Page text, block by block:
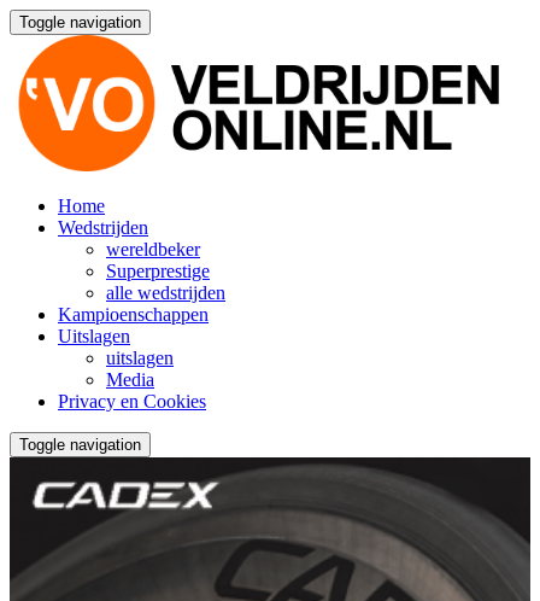
Toggle navigation
Home
Wedstrijden
wereldbeker
Superprestige
alle wedstrijden
Kampioenschappen
Uitslagen
uitslagen
Media
Privacy en Cookies
Toggle navigation